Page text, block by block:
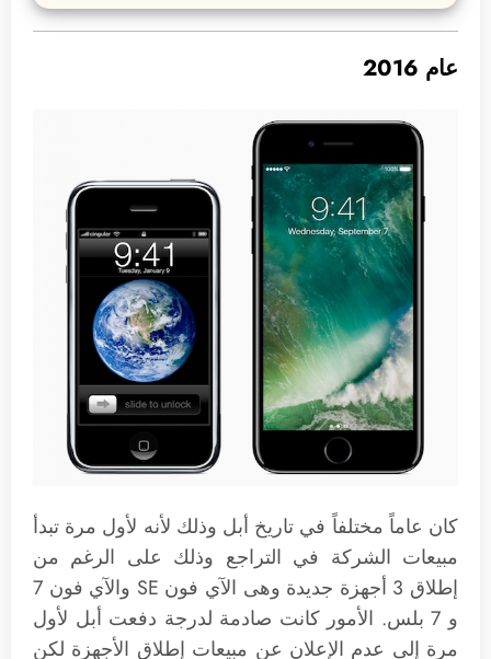
عام 2016
كان عاماً مختلفاً في تاريخ أبل وذلك لأنه لأول مرة تبدأ
مبيعات الشركة في التراجع وذلك على الرغم من
إطلاق 3 أجهزة جديدة وهى الآي فون SE والآي فون 7
و 7 بلس. الأمور كانت صادمة لدرجة دفعت أبل لأول
مرة إلى عدم الإعلان عن مبيعات إطلاق الأجهزة لكن